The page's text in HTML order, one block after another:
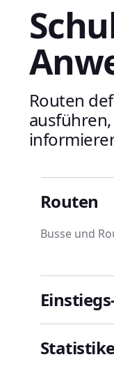
Routen
Routen
Busse und